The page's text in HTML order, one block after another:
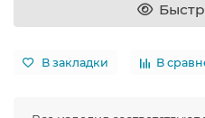
В закладки В